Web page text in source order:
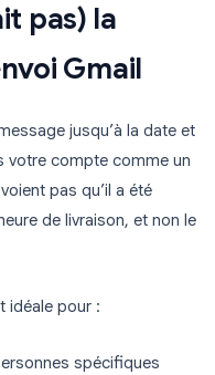
pas) la
Gmail
jusqu’à la date et
votre compte comme un
pas qu’il a été
de livraison, et non le
idéale pour :
spécifiques